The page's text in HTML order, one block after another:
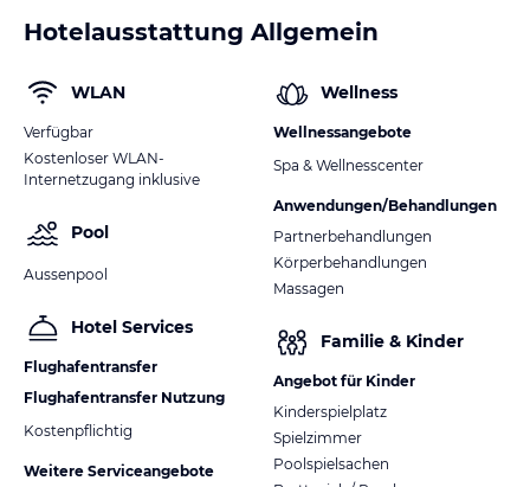
Hotelausstattung Allgemein
WLAN
Verfügbar
Kostenloser WLAN-
Internetzugang inklusive
Pool
Aussenpool
Hotel Services
Flughafentransfer
Flughafentransfer Nutzung
Kostenpflichtig
Weitere Serviceangebote
Wellness
Wellnessangebote
Spa & Wellnesscenter
Anwendungen/Behandlungen
Partnerbehandlungen
Körperbehandlungen
Massagen
Familie & Kinder
Angebot für Kinder
Kinderspielplatz
Spielzimmer
Poolspielsachen